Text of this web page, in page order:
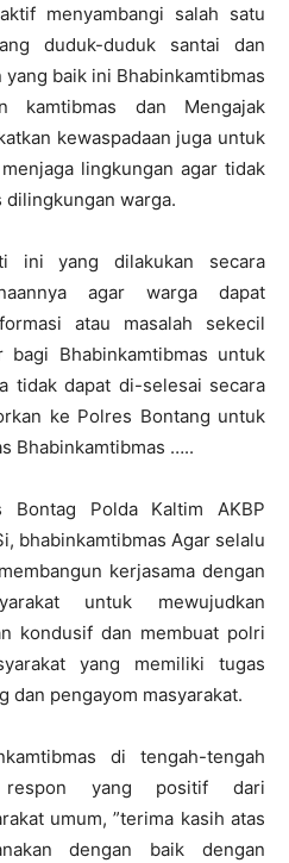
menyambangi salah satu
duduk-duduk santai dan
baik ini Bhabinkamtibmas
kamtibmas dan Mengajak
kewaspadaan juga untuk
lingkungan agar tidak
dilingkungan warga.
ini yang dilakukan secara
agar warga dapat
atau masalah sekecil
Bhabinkamtibmas untuk
tidak dapat di-selesai secara
ke Polres Bontang untuk
Bhabinkamtibmas …..
Polda Kaltim AKBP
bhabinkamtibmas Agar selalu
kerjasama dengan
untuk mewujudkan
kondusif dan membuat polri
yang memiliki tugas
dan pengayom masyarakat.
di tengah-tengah
respon yang positif dari
umum, ”terima kasih atas
dengan baik dengan